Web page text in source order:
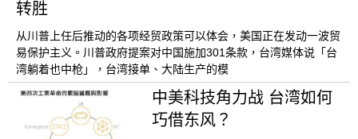
转胜
从川普上任后推动的各项经贸政策可以体会，美国正在发动一波贸
易保护主义。川普政府提案对中国施加301条款，台湾媒体说「台
湾躺着也中枪」，台湾接单、大陆生产的模
中美科技角力战 台湾如何
巧借东风？